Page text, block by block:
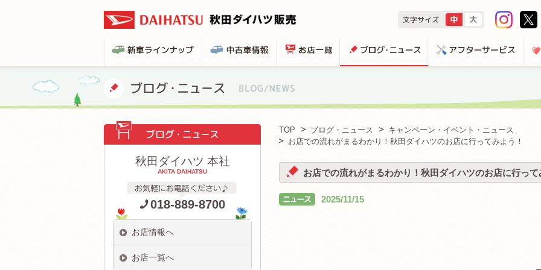
TOP ブログ・ニュース
キャンペーン・イベント・ニュース
お店での流れがまるわかり！秋田ダイハツのお店に行ってみよう！
お店での流れがまるわかり！秋田ダイハツのお店に行っ
2025/11/15
秋田ダイハツ 本社
AKITA DAIHATSU
018-889-8700
お店情報へ
お店一覧へ